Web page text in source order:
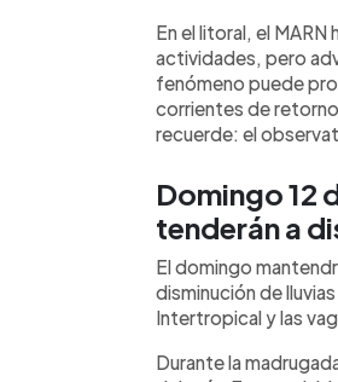
En el litoral, el
actividades, pero
fenómeno puede
corrientes de
recuerde: el
Domingo 12
tenderán a
El domingo
disminución de
Intertropical y las
Durante la